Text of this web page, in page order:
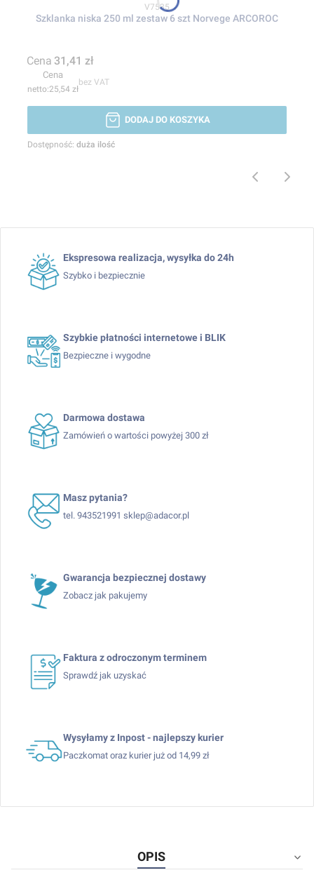
Kod produktu
V7535
Szklanka niska 250 ml zestaw 6 szt Norvege ARCOROC
Cena 31,41 zł
Cena
25,54 zł
bez VAT
DODAJ DO KOSZYKA
Dostępność: duża ilość
Ekspresowa realizacja, wysyłka do 24h
Szybko i bezpiecznie
Szybkie płatności internetowe i BLIK
Bezpieczne i wygodne
Darmowa dostawa
Zamówień o wartości powyżej 300 zł
Masz pytania?
tel. 943521991 sklep@adacor.pl
Gwarancja bezpiecznej dostawy
Zobacz jak pakujemy
Faktura z odroczonym terminem
Sprawdź jak uzyskać
Wysyłamy z Inpost - najlepszy kurier
Paczkomat oraz kurier już od 14,99 zł
OPIS